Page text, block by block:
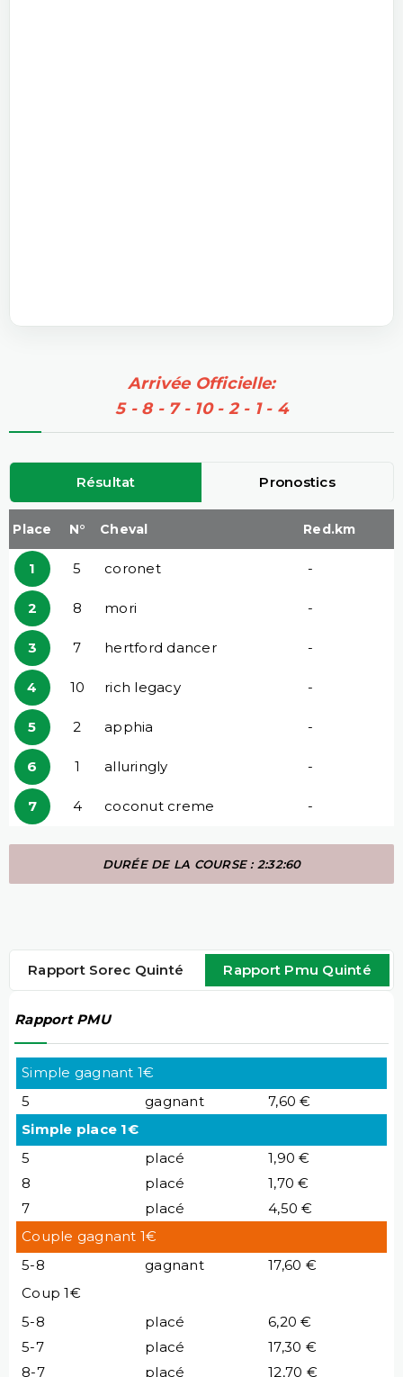
Arrivée Officielle:
5 - 8 - 7 - 10 - 2 - 1 - 4
Résultat Pronostics
Place N° Cheval Red.km
1 5 coronet -
2 8 mori -
3 7 hertford dancer -
4 10 rich legacy -
5 2 apphia -
6 1 alluringly -
7 4 coconut creme -
DURÉE DE LA COURSE : 2:32:60
Rapport Sorec Quinté Rapport Pmu Quinté
Rapport PMU
Simple gagnant 1€
5
gagnant
7,60 €
Simple place 1€
5
placé
1,90 €
8
placé
1,70 €
7
placé
4,50 €
Couple gagnant 1€
5-8
gagnant
17,60 €
Coup 1€
5-8
placé
6,20 €
5-7
placé
17,30 €
8-7
placé 12,70 €